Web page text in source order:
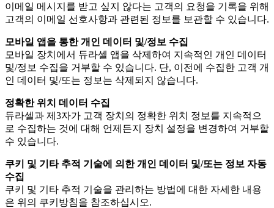
이메일 메시지를 받고 싶지 않다는 고객의 요청을 기록을 위해
고객의 이메일 선호사항과 관련된 정보를 보관할 수 있습니다.
모바일 앱을 통한 개인 데이터 및/정보 수집
모바일 장치에서 듀라셀 앱을 삭제하여 지속적인 개인 데이터
및/정보 수집을 거부할 수 있습니다. 단, 이전에 수집한 고객 개
인 데이터 및/또는 정보는 삭제되지 않습니다.
정확한 위치 데이터 수집
듀라셀과 제3자가 고객 장치의 정확한 위치 정보를 지속적으
로 수집하는 것에 대해 언제든지 장치 설정을 변경하여 거부할
수 있습니다.
쿠키 및 기타 추적 기술에 의한 개인 데이터 및/또는 정보 자동
수집
쿠키 및 기타 추적 기술을 관리하는 방법에 대한 자세한 내용
은 위의 쿠키방침을 참조하십시오.